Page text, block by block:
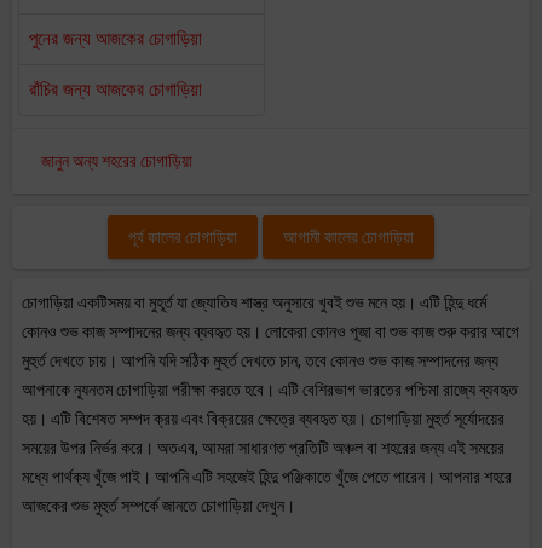
পুনের জন্য আজকের চোগাড়িয়া
রাঁচির জন্য আজকের চোগাড়িয়া
জানুন অন্য শহরের চোগাড়িয়া
পূর্ব কালের চোগাড়িয়া আগামী কালের চোগাড়িয়া
চোগাড়িয়া একটিসময় বা মুহূর্ত যা জ্যোতিষ শাস্ত্র অনুসারে খুবই শুভ মনে হয়। এটি হিন্দু ধর্মে
কোনও শুভ কাজ সম্পাদনের জন্য ব্যবহৃত হয়। লোকেরা কোনও পূজা বা শুভ কাজ শুরু করার আগে
মুহুর্ত দেখতে চায়। আপনি যদি সঠিক মুহুর্ত দেখতে চান, তবে কোনও শুভ কাজ সম্পাদনের জন্য
আপনাকে ন্যূনতম চোগাড়িয়া পরীক্ষা করতে হবে। এটি বেশিরভাগ ভারতের পশ্চিমা রাজ্যে ব্যবহৃত
হয়। এটি বিশেষত সম্পদ ক্রয় এবং বিক্রয়ের ক্ষেত্রে ব্যবহৃত হয়। চোগাড়িয়া মুহুর্ত সূর্যোদয়ের
সময়ের উপর নির্ভর করে। অতএব, আমরা সাধারণত প্রতিটি অঞ্চল বা শহরের জন্য এই সময়ের
মধ্যে পার্থক্য খুঁজে পাই। আপনি এটি সহজেই হিন্দু পঞ্জিকাতে খুঁজে পেতে পারেন। আপনার শহরে
আজকের শুভ মুহুর্ত সম্পর্কে জানতে চোগাড়িয়া দেখুন।